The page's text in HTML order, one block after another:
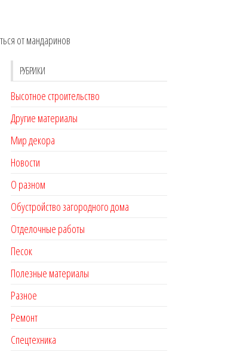
от мандаринов
РУБРИКИ
Высотное строительство
Другие материалы
Мир декора
Новости
О разном
Обустройство загородного дома
Отделочные работы
Песок
Полезные материалы
Разное
Ремонт
Спецтехника